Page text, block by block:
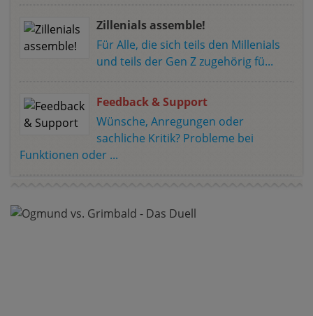
Zillenials assemble!
Für Alle, die sich teils den Millenials
und teils der Gen Z zugehörig fü...
Feedback & Support
Wünsche, Anregungen oder
sachliche Kritik? Probleme bei
Funktionen oder ...